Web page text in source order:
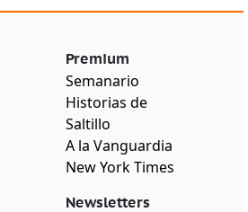
Premium
Semanario
Historias de
Saltillo
A la Vanguardia
New York Times
Newsletters